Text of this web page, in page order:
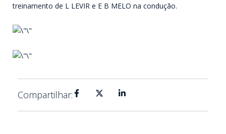
treinamento de L LEVIR e E B MELO na condução.
Compartilhar: